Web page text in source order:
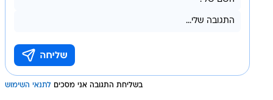
בשליחת התגובה אני מסכים לתנאי השימוש